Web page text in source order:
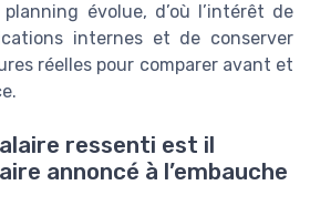
évolue, d’où l’intérêt de
internes et de conserver
réelles pour comparer avant et
ressenti est il
annoncé à l’embauche